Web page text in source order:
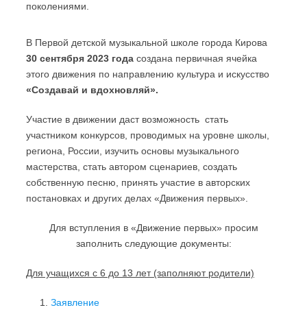
поколениями.
В Первой детской музыкальной школе города Кирова
30 сентября 2023 года создана первичная ячейка
этого движения по направлению культура и искусство
«Создавай и вдохновляй».
Участие в движении даст возможность стать
участником конкурсов, проводимых на уровне школы,
региона, России, изучить основы музыкального
мастерства, стать автором сценариев, создать
собственную песню, принять участие в авторских
постановках и других делах «Движения первых».
Для вступления в «Движение первых» просим
заполнить следующие документы:
Для учащихся с 6 до 13 лет (заполняют родители)
Заявление